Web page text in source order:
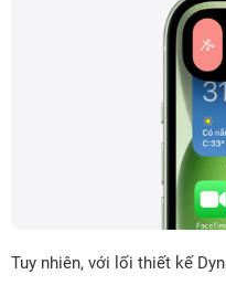
Tuy nhiên, với lối thiết kế